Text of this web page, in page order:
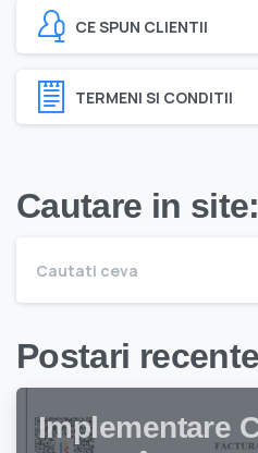
CE SPUN CLIENTII
TERMENI SI CONDITII
Cautare in site:
Postari recente
Implementare